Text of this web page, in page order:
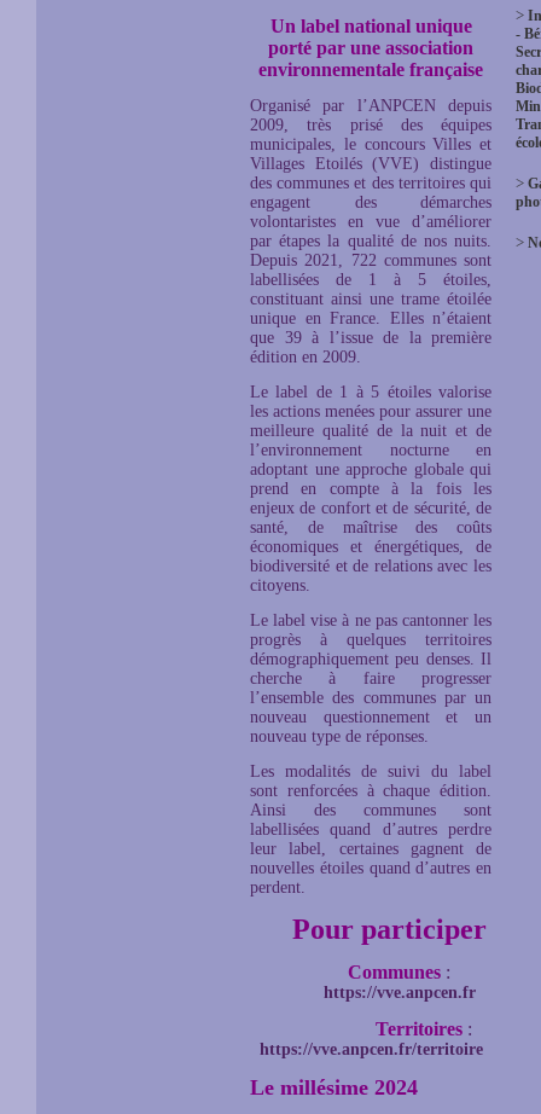
Un label national unique
porté par une association
environnementale française
Organisé par l’ANPCEN depuis
2009, très prisé des équipes
municipales, le concours Villes et
Villages Etoilés (VVE) distingue
des communes et des territoires qui
engagent des démarches
volontaristes en vue d’améliorer
par étapes la qualité de nos nuits.
Depuis 2021, 722 communes sont
labellisées de 1 à 5 étoiles,
constituant ainsi une trame étoilée
unique en France. Elles n’étaient
que 39 à l’issue de la première
édition en 2009.
Le label de 1 à 5 étoiles valorise
les actions menées pour assurer une
meilleure qualité de la nuit et de
l’environnement nocturne en
adoptant une approche globale qui
prend en compte à la fois les
enjeux de confort et de sécurité, de
santé, de maîtrise des coûts
économiques et énergétiques, de
biodiversité et de relations avec les
citoyens.
Le label vise à ne pas cantonner les
progrès à quelques territoires
démographiquement peu denses. Il
cherche à faire progresser
l’ensemble des communes par un
nouveau questionnement et un
nouveau type de réponses.
Les modalités de suivi du label
sont renforcées à chaque édition.
Ainsi des communes sont
labellisées quand d’autres perdre
leur label, certaines gagnent de
nouvelles étoiles quand d’autres en
perdent.
Pour participer
Communes :
https://vve.anpcen.fr
Territoires :
https://vve.anpcen.fr/territoire
Le millésime 2024
>
-
>
>